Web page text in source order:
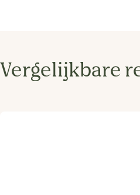
Vergelijkbare